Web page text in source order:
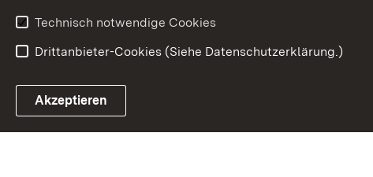
Technisch notwendige Cookies
Drittanbieter-Cookies (Siehe Datenschutzerklärung.)
Akzeptieren